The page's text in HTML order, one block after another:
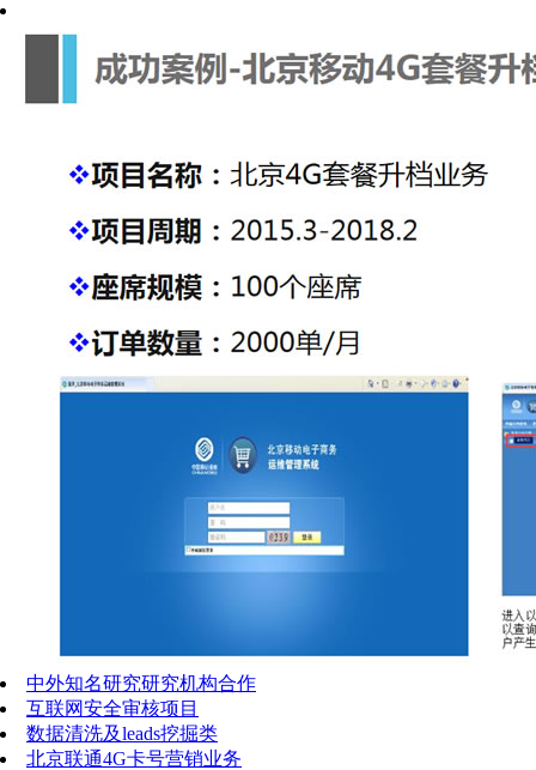
中外知名研究研究机构合作
互联网安全审核项目
数据清洗及leads挖掘类
北京联通4G卡号营销业务